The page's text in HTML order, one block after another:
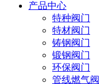
产品中心
特种阀门
特材阀门
铸钢阀门
锻钢阀门
环保阀门
管线燃气阀